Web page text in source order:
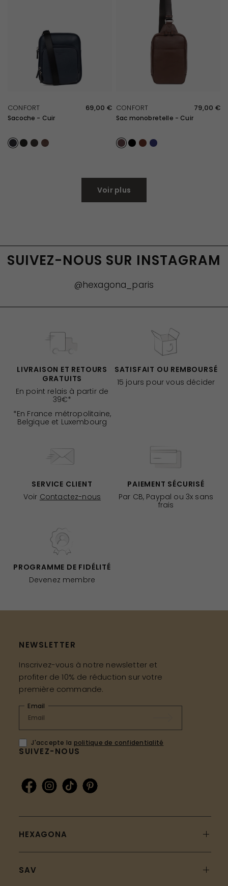
CONFORT 69,00 €
Sacoche - Cuir
Marine
NoirMarron foncéChocolat
CONFORT 79,00 €
Sac monobretelle - Cuir
Chocolat
NoirMarron foncéMarine
Voir plus
SUIVEZ-NOUS SUR INSTAGRAM
@hexagona_paris
LIVRAISON ET RETOURS
GRATUITS
En point relais à partir de
39€*
*En France métropolitaine,
Belgique et Luxembourg
SATISFAIT OU REMBOURSÉ
15 jours pour vous décider
SERVICE CLIENT
Voir Contactez-nous
PAIEMENT SÉCURISÉ
Par CB, Paypal ou 3x sans
frais
PROGRAMME DE FIDÉLITÉ
Devenez membre
SUIVEZ-NOUS
HEXAGONA
SAV
NEWSLETTER
Inscrivez-vous à notre newsletter et
profiter de 10% de réduction sur votre
première commande.
Email
J'accepte la politique de confidentialité